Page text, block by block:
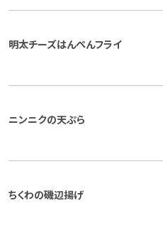
明太チーズはんぺんフライ
ニンニクの天ぷら
ちくわの磯辺揚げ